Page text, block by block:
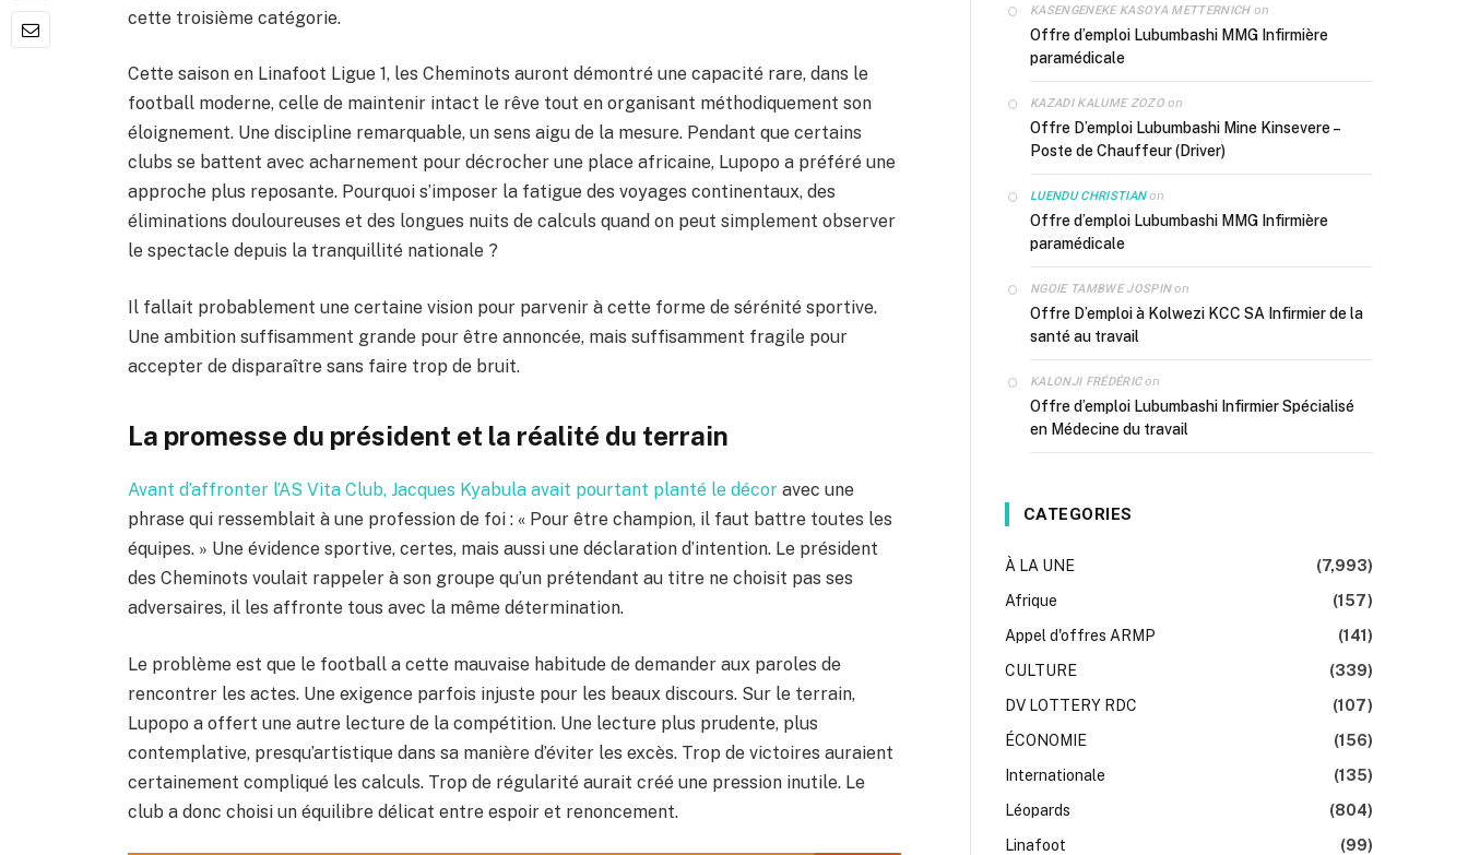
cette troisième catégorie.
Cette saison en Linafoot Ligue 1, les Cheminots auront démontré une capacité rare, dans le
football moderne, celle de maintenir intact le rêve tout en organisant méthodiquement son
éloignement. Une discipline remarquable, un sens aigu de la mesure. Pendant que certains
clubs se battent avec acharnement pour décrocher une place africaine, Lupopo a préféré une
approche plus reposante. Pourquoi s’imposer la fatigue des voyages continentaux, des
éliminations douloureuses et des longues nuits de calculs quand on peut simplement observer
le spectacle depuis la tranquillité nationale ?
Il fallait probablement une certaine vision pour parvenir à cette forme de sérénité sportive.
Une ambition suffisamment grande pour être annoncée, mais suffisamment fragile pour
accepter de disparaître sans faire trop de bruit.
La promesse du président et la réalité du terrain
Avant d’affronter l’AS Vita Club, Jacques Kyabula avait pourtant planté le décor avec une
phrase qui ressemblait à une profession de foi : « Pour être champion, il faut battre toutes les
équipes. » Une évidence sportive, certes, mais aussi une déclaration d’intention. Le président
des Cheminots voulait rappeler à son groupe qu’un prétendant au titre ne choisit pas ses
adversaires, il les affronte tous avec la même détermination.
Le problème est que le football a cette mauvaise habitude de demander aux paroles de
rencontrer les actes. Une exigence parfois injuste pour les beaux discours. Sur le terrain,
Lupopo a offert une autre lecture de la compétition. Une lecture plus prudente, plus
contemplative, presqu’artistique dans sa manière d’éviter les excès. Trop de victoires auraient
certainement compliqué les calculs. Trop de régularité aurait créé une pression inutile. Le
club a donc choisi un équilibre délicat entre espoir et renoncement.
KASENGENEKE KASOYA METTERNICHon
Offre d’emploi Lubumbashi MMG Infirmière
paramédicale
KAZADI KALUME ZOZOon
Offre D’emploi Lubumbashi Mine Kinsevere –
Poste de Chauffeur (Driver)
LUENDU CHRISTIANon
Offre d’emploi Lubumbashi MMG Infirmière
paramédicale
NGOIE TAMBWE JOSPINon
Offre D’emploi à Kolwezi KCC SA Infirmier de la
santé au travail
KALONJI FRÉDÉRICon
Offre d’emploi Lubumbashi Infirmier Spécialisé
en Médecine du travail
CATEGORIES
À LA UNE
(7,993)
Afrique
(157)
Appel d'offres ARMP
(141)
CULTURE
(339)
DV LOTTERY RDC
(107)
ÉCONOMIE
(156)
Internationale
(135)
Léopards
(804)
Linafoot
(99)